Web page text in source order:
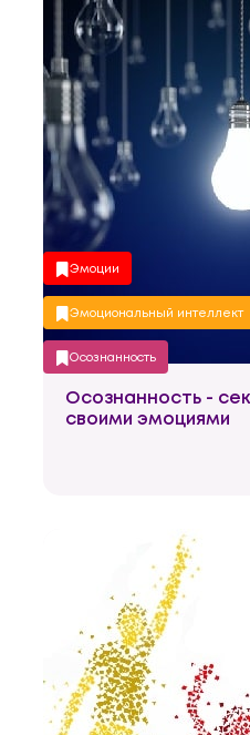
Эмоции
Эмоциональный интеллект
Осознанность
Управление собой
Осознанность -
своими эмоциями